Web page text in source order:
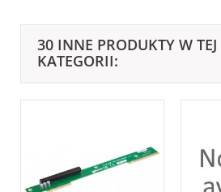
30 INNE PRODUKTY W TEJ
KATEGORII: